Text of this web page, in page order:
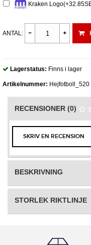
Kraken
ANTAL:
Lagerstatus: Finns i lager
Artikelnummer: Hejfotboll_520
RECENSIONER (0)
SKRIV EN RECENSION
BESKRIVNING
STORLEK RIKTLINJE